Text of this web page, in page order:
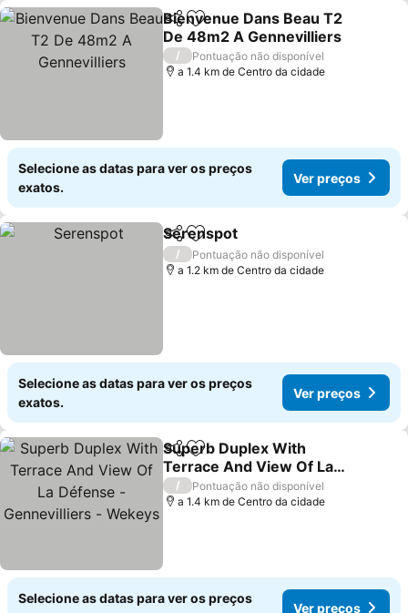
PartilharAdicionar aos favoritos
Bienvenue Dans Beau T2
De 48m2 A Gennevilliers
Ver preços
/
Pontuação não disponível
a 1.4 km de Centro da cidade
Selecione as datas para ver os preços
exatos.
Ver preços
PartilharAdicionar aos favoritos
Serenspot
/
Pontuação não disponível
a 1.2 km de Centro da cidade
Selecione as datas para ver os preços
exatos.
Ver preços
PartilharAdicionar aos favoritos
Superb Duplex With
Terrace And View Of La
Défense - Gennevilliers -
Wekeys
Ver preços
/
Pontuação não disponível
a 1.4 km de Centro da cidade
Selecione as datas para ver os preços
Ver preços